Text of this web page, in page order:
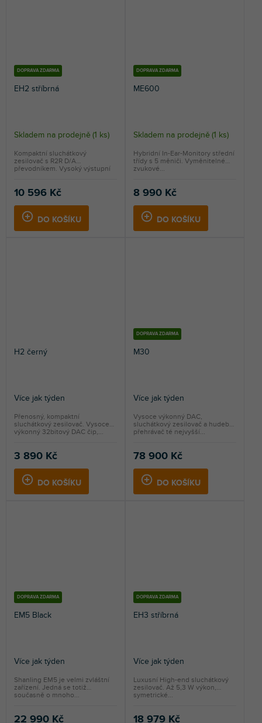
DOPRAVA ZDARMA
EH2 stříbrná
Skladem na prodejně (1 ks)
10 596 Kč
DO KOŠÍKU
Kompaktní sluchátkový
zesilovač s R2R D/A
převodníkem. Vysoký výstupní
DOPRAVA ZDARMA
ME600
Skladem na prodejně (1 ks)
8 990 Kč
DO KOŠÍKU
Hybridní In-Ear-Monitory střední
třídy s 5 měniči. Vyměnitelné
zvukové...
H2 černý
Více jak týden
3 890 Kč
DO KOŠÍKU
Přenosný, kompaktní
sluchátkový zesilovač. Vysoce
výkonný 32bitový DAC čip,...
DOPRAVA ZDARMA
M30
Více jak týden
78 900 Kč
DO KOŠÍKU
Vysoce výkonný DAC,
sluchátkový zesilovač a hudební
přehrávač té nejvyšší...
DOPRAVA ZDARMA
EM5 Black
Více jak týden
22 990 Kč
Shanling EM5 je velmi zvláštní
zařízení. Jedná se totiž
současně o mnoho...
DOPRAVA ZDARMA
EH3 stříbrná
Více jak týden
18 979 Kč
Luxusní High-end sluchátkový
zesilovač. Až 5,3 W výkon,
symetrické...